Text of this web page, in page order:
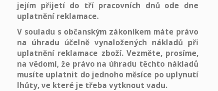
jejím přijetí do tří pracovních dnů ode dne
uplatnění reklamace.
V souladu s občanským zákoníkem máte právo
na úhradu účelně vynaložených nákladů při
uplatnění reklamace zboží. Vezměte, prosíme,
na vědomí, že právo na úhradu těchto nákladů
musíte uplatnit do jednoho měsíce po uplynutí
lhůty, ve které je třeba vytknout vadu.